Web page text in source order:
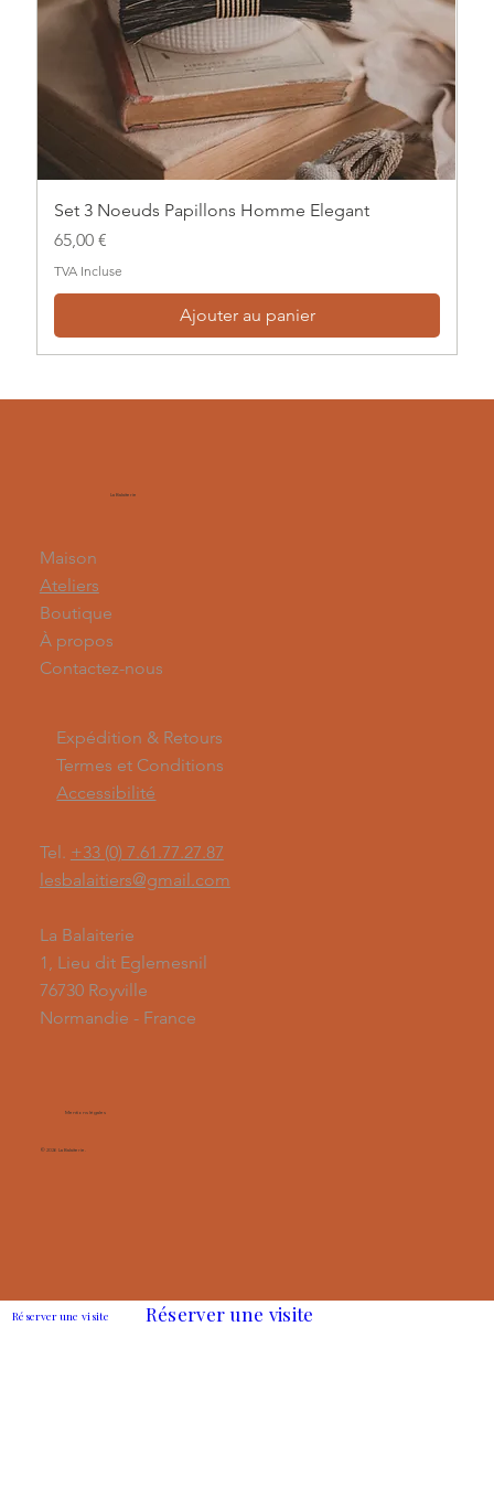
Set 3 Noeuds Papillons Homme Elegant
Prix
65,00 €
TVA Incluse
Ajouter au panier
La Balaiterie
Maison
Ateliers
Boutique
À propos
Contactez-nous
Expédition & Retours
Termes et Conditions
Accessibilité
Tel. +33 (0) 7.61.77.27.87
lesbalaitiers@gmail.com
La Balaiterie
1, Lieu dit Eglemesnil
76730 Royville
Normandie - France
© 2026 La Balaiterie.
Mentions légales
Réserver une visite Réserver une visite